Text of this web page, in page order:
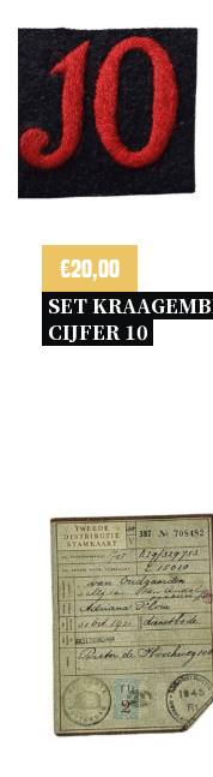
€20,00
SET
CIJFER 10